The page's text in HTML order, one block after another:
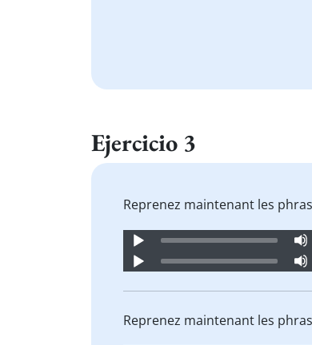
Ejercicio 3
Reprenez maintenant les
Audio
Player
Audio
Reprenez maintenant les